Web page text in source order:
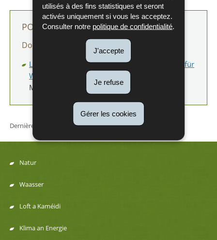
utilisés à des fins statistiques et seront
activés uniquement si vous les acceptez.
Consulter notre politique de confidentialité
J'accepte
Je refuse
Gérer les cookies
POUR EN SAVOIR PLUS
Documents
Leitfaden zu avifaunistischen Untersuchungen für
Windenergieprojekte in Luxemburg
Mo)
Dernière mise à jour 21/05/2026
Menu
de
navigation
Natur
Waasser
Loft a Kaméidi
Klima an Energie